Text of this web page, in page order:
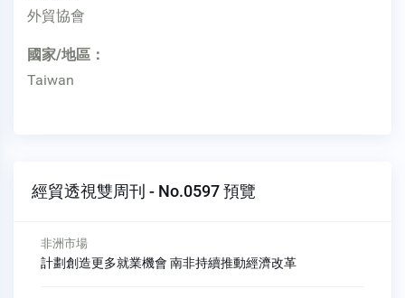
外貿協會
國家/地區：
Taiwan
經貿透視雙周刊 - No.0597 預覽
非洲市場
進口高度依賴南非 史國醞釀油價調漲隱憂